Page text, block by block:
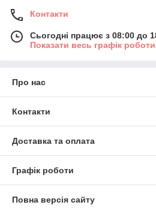
Контакти
Сьогодні працює з 08:00 до
Показати весь графік роботи
Про нас
Контакти
Доставка та оплата
Графік роботи
Повна версія сайту